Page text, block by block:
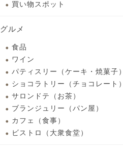
買い物スポット
グルメ
食品
ワイン
パティスリー（ケーキ・焼菓子）
ショコラトリー（チョコレート）
サロンドテ（お茶）
ブランジュリー（パン屋）
カフェ（食事）
ビストロ（大衆食堂）